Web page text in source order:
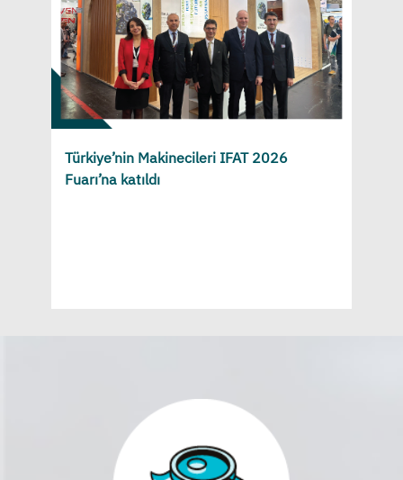
Türkiye’nin Makinecileri IFAT 2026
Fuarı’na katıldı